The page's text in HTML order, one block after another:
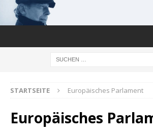
STARTSEITE Europäisches Parlament
Europäisches